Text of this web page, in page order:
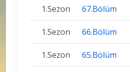
1.Sezon 67.Bölüm
1.Sezon 66.Bölüm
1.Sezon 65.Bölüm